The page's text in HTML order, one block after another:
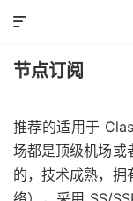

节点订阅
推荐的适用于
场都是顶级机场或
的，技术成熟，拥